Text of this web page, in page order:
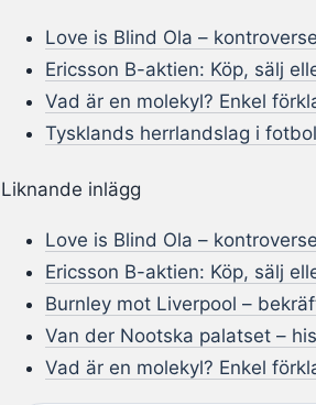
Love is Blind Ola –
Ericsson B-aktien: Köp, sälj
Vad är en molekyl? Enkel
Tysklands herrlandslag i
Liknande inlägg
Love is Blind Ola –
Ericsson B-aktien: Köp, sälj
Burnley mot Liverpool –
Van der Nootska palatset –
Vad är en molekyl? Enkel